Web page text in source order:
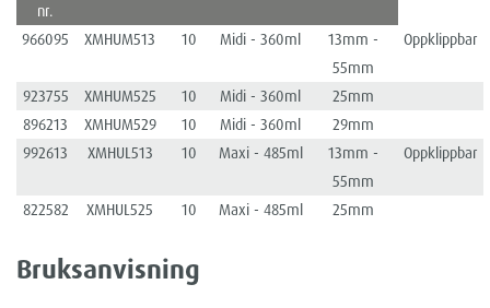
nr.
966095 XMHUM513 10 Midi - 360ml
13mm -
55mm
Oppklippbar
923755 XMHUM525 10 Midi - 360ml
25mm
896213
XMHUM529 10 Midi - 360ml
29mm
992613
XMHUL513 10 Maxi - 485ml
13mm -
55mm
Oppklippbar
822582 XMHUL525 10 Maxi - 485ml 25mm
Bruksanvisning